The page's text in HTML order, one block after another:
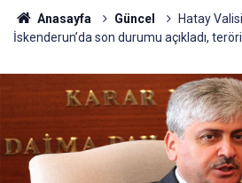
Anasayfa Güncel
Hatay
İskenderun’da son durumu açıkladı,